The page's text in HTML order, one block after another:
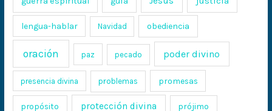
lengua-hablar Navidad obediencia
oración paz pecado poder divino
presencia divina problemas promesas
propósito protección divina prójimo